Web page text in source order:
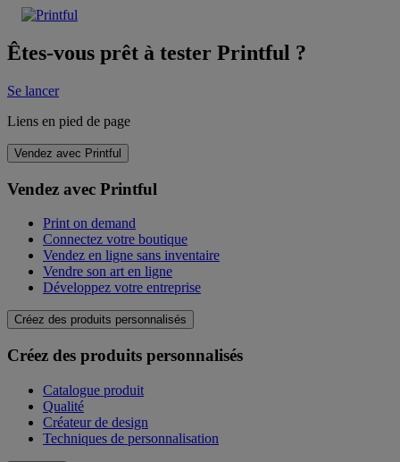
Êtes-vous prêt à tester Printful ?
Se lancer
Liens en pied de page
Vendez avec Printful
Vendez avec Printful
Print on demand
Connectez votre boutique
Vendez en ligne sans inventaire
Vendre son art en ligne
Développez votre entreprise
Créez des produits personnalisés
Créez des produits personnalisés
Catalogue produit
Qualité
Créateur de design
Techniques de personnalisation